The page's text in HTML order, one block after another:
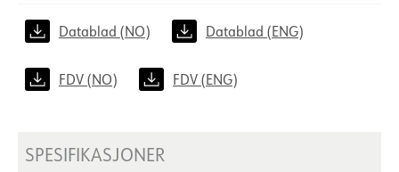
Datablad (NO) Datablad (ENG)
FDV (NO) FDV (ENG)
SPESIFIKASJONER